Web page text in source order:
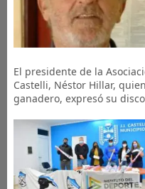
El presidente de la
Castelli, Néstor Hillar,
ganadero, expresó su